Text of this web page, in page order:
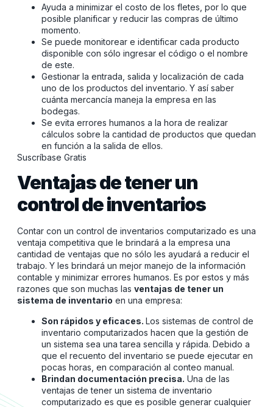
Ayuda a minimizar el costo de los fletes, por lo que
posible planificar y reducir las compras de último
momento.
Se puede monitorear e identificar cada producto
disponible con sólo ingresar el código o el nombre
de este.
Gestionar la entrada, salida y localización de cada
uno de los productos del inventario. Y así saber
cuánta mercancía maneja la empresa en las
bodegas.
Se evita errores humanos a la hora de realizar
cálculos sobre la cantidad de productos que quedan
en función a la salida de ellos.
Suscríbase Gratis
Ventajas de tener un
control de inventarios
Contar con un control de inventarios computarizado es una
ventaja competitiva que le brindará a la empresa una
cantidad de ventajas que no sólo les ayudará a reducir el
trabajo. Y les brindará un mejor manejo de la información
contable y minimizar errores humanos. Es por estos y más
razones que son muchas las ventajas de tener un
sistema de inventario en una empresa:
Son rápidos y eficaces. Los sistemas de control de
inventario computarizados hacen que la gestión de
un sistema sea una tarea sencilla y rápida. Debido a
que el recuento del inventario se puede ejecutar en
pocas horas, en comparación al conteo manual.
Brindan documentación precisa. Una de las
ventajas de tener un sistema de inventario
computarizado es que es posible generar cualquier